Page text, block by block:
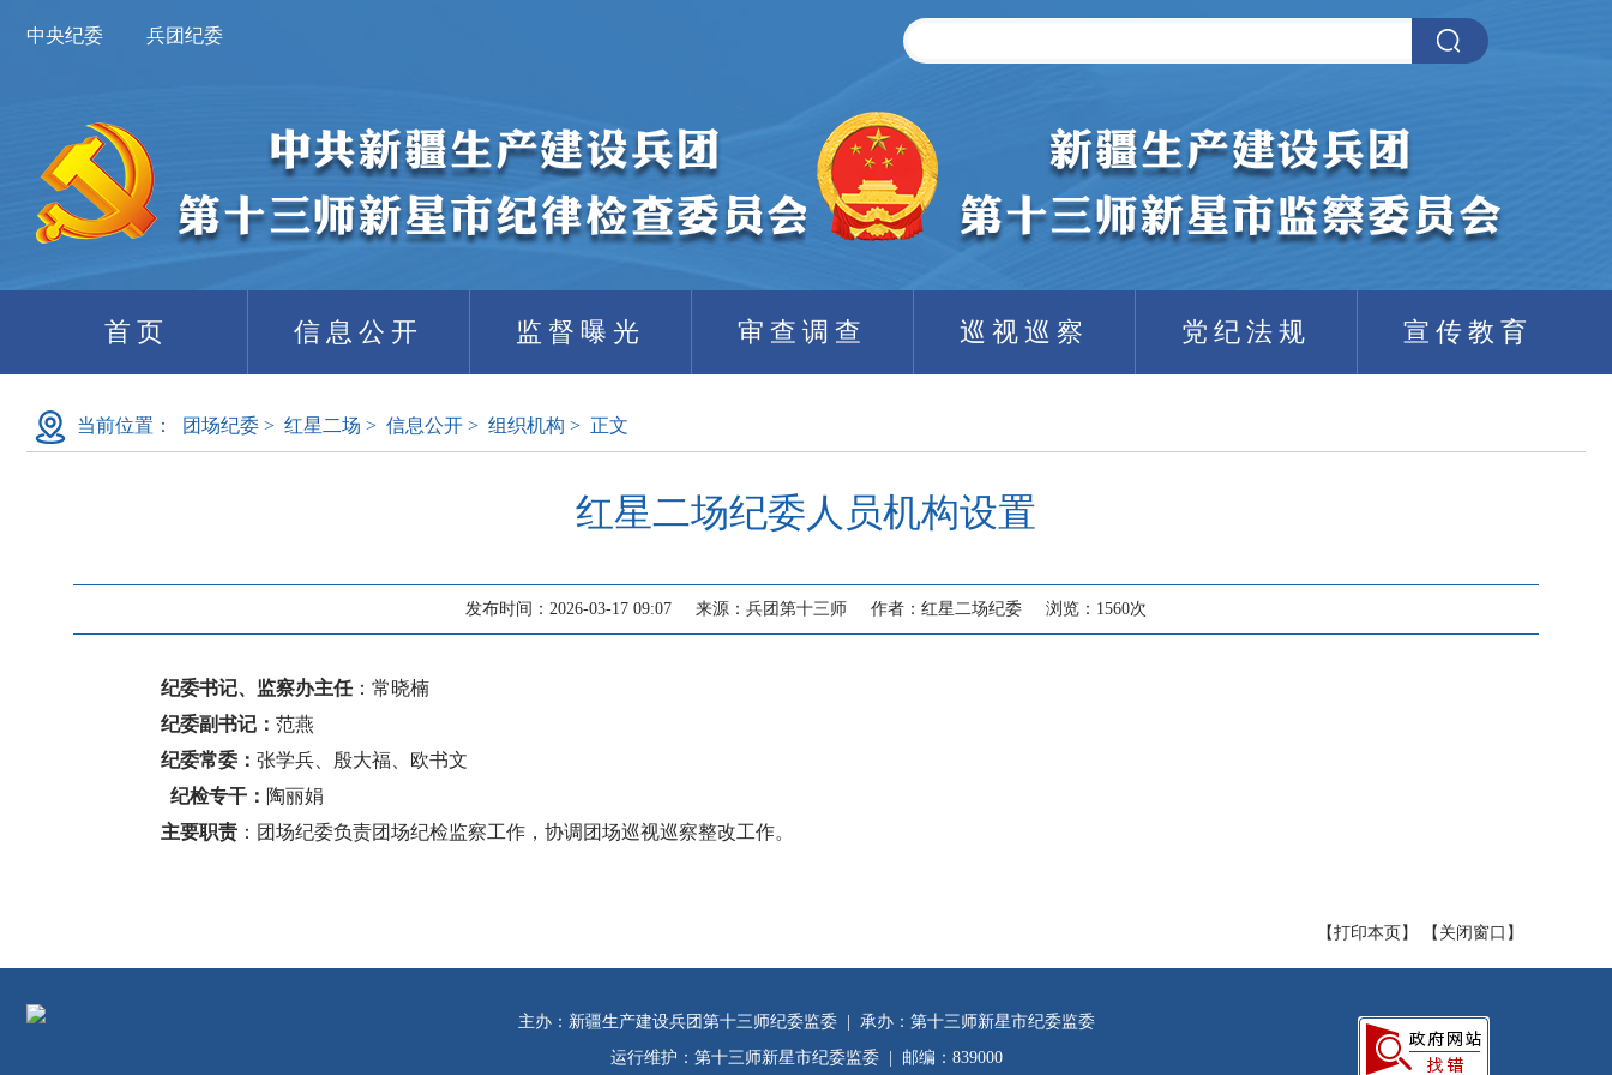
中央纪委 兵团纪委
首页 信息公开 监督曝光 审查调查 巡视巡察 党纪法规 宣传教育
当前位置： 团场纪委 > 红星二场 > 信息公开 > 组织机构 > 正文
红星二场纪委人员机构设置
发布时间：2026-03-17 09:07 来源：兵团第十三师 作者：红星二场纪委 浏览： 1560次
纪委书记、监察办主任：常晓楠
纪委副书记： 范燕
纪委常委： 张学兵、殷大福、欧书文
纪检专干： 陶丽娟
主要职责 ： 团场纪委负责团场纪检监察工作，协调团场巡视巡察整改工作。
【打印本页 】 【 关闭窗口 】
主办：新疆生产建设兵团第十三师纪委监委 | 承办：第十三师新星市纪委监委
运行维护：第十三师新星市纪委监委 | 邮编：839000